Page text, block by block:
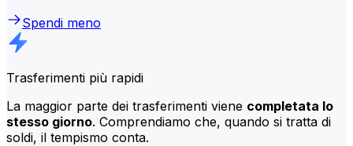
Spendi meno
Trasferimenti più rapidi
La maggior parte dei trasferimenti viene completata lo
stesso giorno. Comprendiamo che, quando si tratta di
soldi, il tempismo conta.